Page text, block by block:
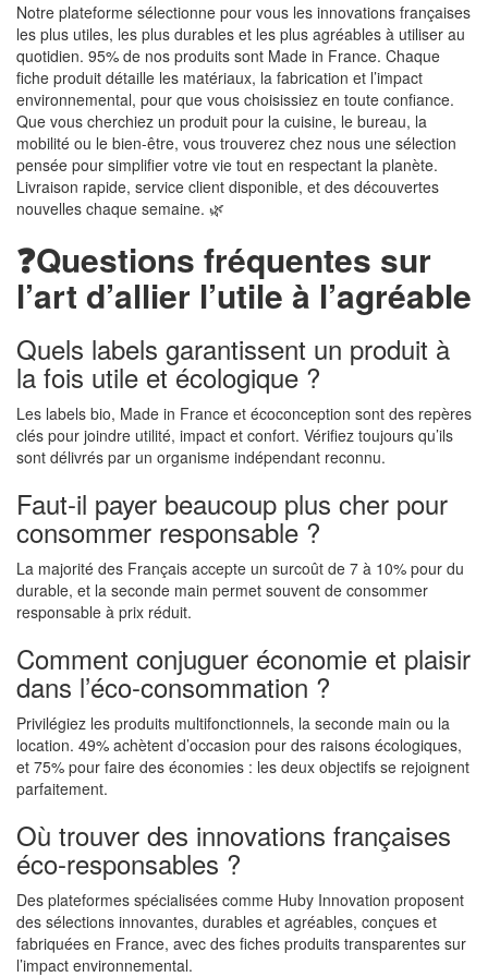
Notre plateforme sélectionne pour vous les innovations françaises
les plus utiles, les plus durables et les plus agréables à utiliser au
quotidien. 95% de nos produits sont Made in France. Chaque
fiche produit détaille les matériaux, la fabrication et l’impact
environnemental, pour que vous choisissiez en toute confiance.
Que vous cherchiez un produit pour la cuisine, le bureau, la
mobilité ou le bien-être, vous trouverez chez nous une sélection
pensée pour simplifier votre vie tout en respectant la planète.
Livraison rapide, service client disponible, et des découvertes
nouvelles chaque semaine. 🌿
❓Questions fréquentes sur
l’art d’allier l’utile à l’agréable
Quels labels garantissent un produit à
la fois utile et écologique ?
Les labels bio, Made in France et écoconception sont des repères
clés pour joindre utilité, impact et confort. Vérifiez toujours qu’ils
sont délivrés par un organisme indépendant reconnu.
Faut-il payer beaucoup plus cher pour
consommer responsable ?
La majorité des Français accepte un surcoût de 7 à 10% pour du
durable, et la seconde main permet souvent de consommer
responsable à prix réduit.
Comment conjuguer économie et plaisir
dans l’éco-consommation ?
Privilégiez les produits multifonctionnels, la seconde main ou la
location. 49% achètent d’occasion pour des raisons écologiques,
et 75% pour faire des économies : les deux objectifs se rejoignent
parfaitement.
Où trouver des innovations françaises
éco-responsables ?
Des plateformes spécialisées comme Huby Innovation proposent
des sélections innovantes, durables et agréables, conçues et
fabriquées en France, avec des fiches produits transparentes sur
l’impact environnemental.